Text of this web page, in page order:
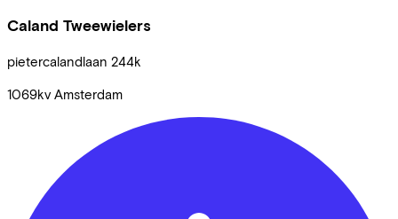
Caland Tweewielers
pietercalandlaan 244k
1069kv Amsterdam